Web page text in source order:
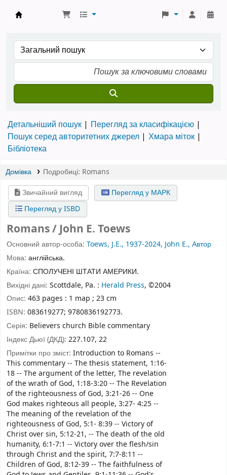
Детальніший пошук
Перегляд за класифікацією
Пошук серед авторитетних джерел
Хмара міток
Бібліотека
Домівка Подробиці: Romans
Звичайний вигляд
Перегляд у МАРК
Перегляд у ISBD
Romans / John E. Toews
Основний автор-особа: Toews, J.E., 1937-2024, John E., Автор
Мова: англійська.
Країна: СПОЛУЧЕНІ ШТАТИ АМЕРИКИ.
Вихідні дані: Scottdale, Pa. : Herald Press, ©2004
Опис: 463 pages : 1 map ; 23 cm
ISBN: 083619277; 9780836192773.
Серія: Believers church Bible commentary
Індекс Дьюї (ДКД): 227.107, 22
Примітки про зміст: Introduction to Romans --
This commentary -- The thesis statement, 1:16-
18 -- The argument of the letter, The revelation
of the wrath of God, 1:18-3:20 -- The Revelation
of the righteousness of God, 3:21-26 -- One
God makes righteous all people, 3:27- 4:25 --
The meaning of the revelation of the
righteousness of God, 5:1- 8:39 -- Victory of
Christ over sin, 5:12-21, -- The death of the old
humanity, 6:1-7:1 -- Victory over the flesh/sin
through Christ and the spirit, 7:7-8:11 --
Children of God, 8:12-39 -- The faithfulness of